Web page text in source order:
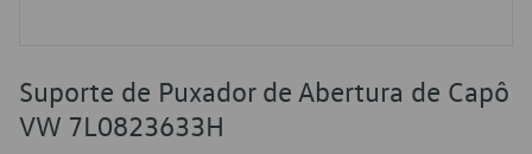
Suporte de Puxador de Abertura de Capô
VW 7L0823633H